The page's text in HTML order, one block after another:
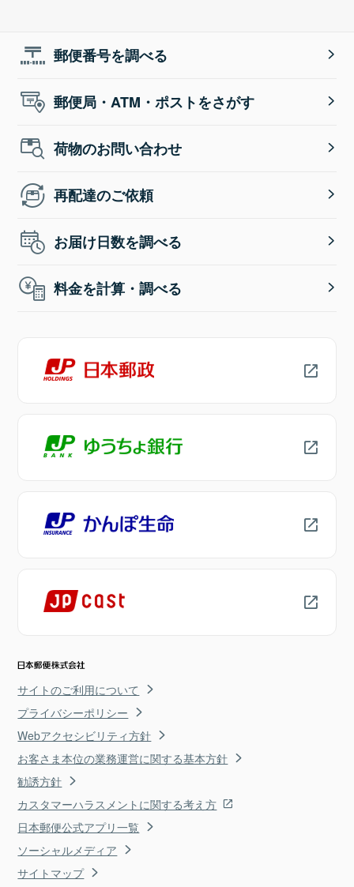
郵便番号を調べる
郵便局・ATM・ポストをさがす
荷物のお問い合わせ
再配達のご依頼
お届け日数を調べる
料金を計算・調べる
サイトのご利用について
プライバシーポリシー
Webアクセシビリティ方針
お客さま本位の業務運営に関する基本方針
勧誘方針
カスタマーハラスメントに関する考え方
日本郵便公式アプリ一覧
ソーシャルメディア
サイトマップ